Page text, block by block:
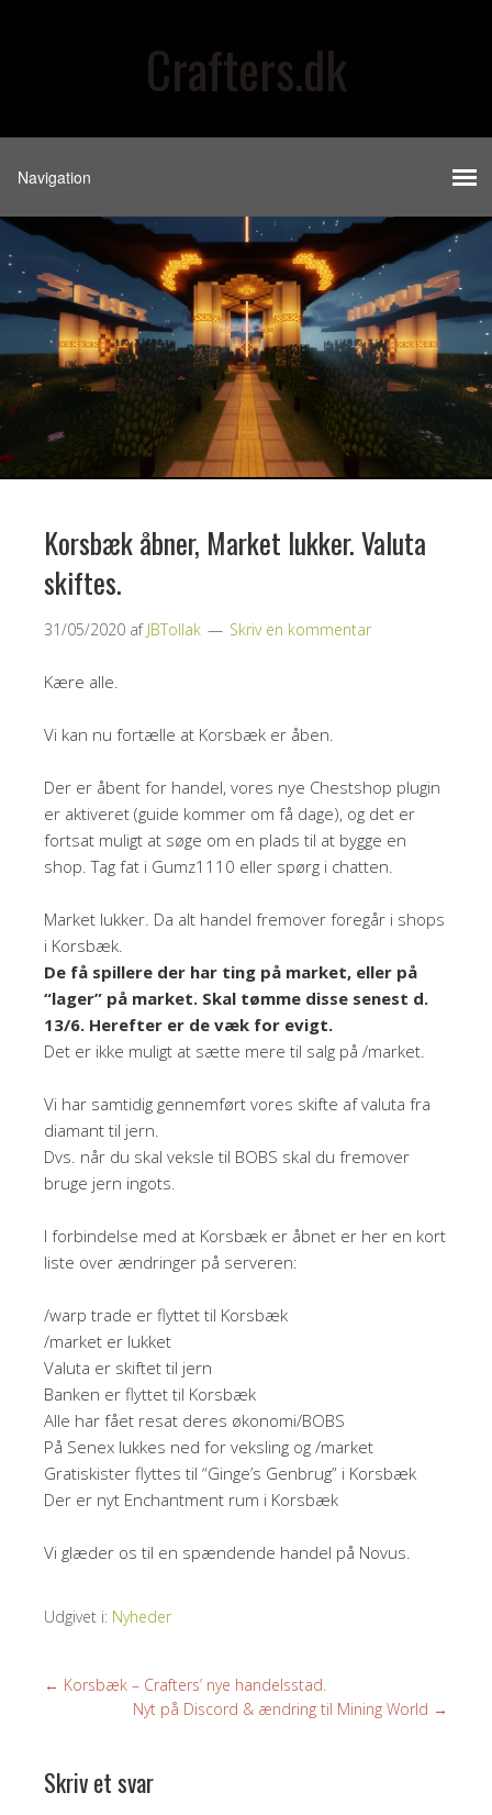
Crafters.dk
Korsbæk åbner, Market lukker. Valuta
skiftes.
31/05/2020 af JBTollak Skriv en kommentar
Kære alle.
Vi kan nu fortælle at Korsbæk er åben.
Der er åbent for handel, vores nye Chestshop plugin
er aktiveret (guide kommer om få dage), og det er
fortsat muligt at søge om en plads til at bygge en
shop. Tag fat i Gumz1110 eller spørg i chatten.
Market lukker. Da alt handel fremover foregår i shops
i Korsbæk.
De få spillere der har ting på market, eller på
“lager” på market. Skal tømme disse senest d.
13/6. Herefter er de væk for evigt.
Det er ikke muligt at sætte mere til salg på /market.
Vi har samtidig gennemført vores skifte af valuta fra
diamant til jern.
Dvs. når du skal veksle til BOBS skal du fremover
bruge jern ingots.
I forbindelse med at Korsbæk er åbnet er her en kort
liste over ændringer på serveren:
/warp trade er flyttet til Korsbæk
/market er lukket
Valuta er skiftet til jern
Banken er flyttet til Korsbæk
Alle har fået resat deres økonomi/BOBS
På Senex lukkes ned for veksling og /market
Gratiskister flyttes til “Ginge’s Genbrug” i Korsbæk
Der er nyt Enchantment rum i Korsbæk
Vi glæder os til en spændende handel på Novus.
Udgivet i: Nyheder
← Korsbæk – Crafters’ nye handelsstad.
Nyt på Discord & ændring til Mining World →
Skriv et svar